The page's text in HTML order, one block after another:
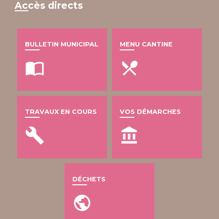
Accès directs
BULLETIN MUNICIPAL
import_contacts
MENU CANTINE
local_dining
TRAVAUX EN COURS
build
VOS DÉMARCHES
account_balance
DÉCHETS
public